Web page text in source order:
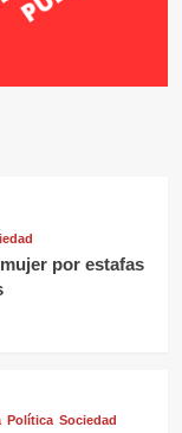
por estafas
Política Sociedad